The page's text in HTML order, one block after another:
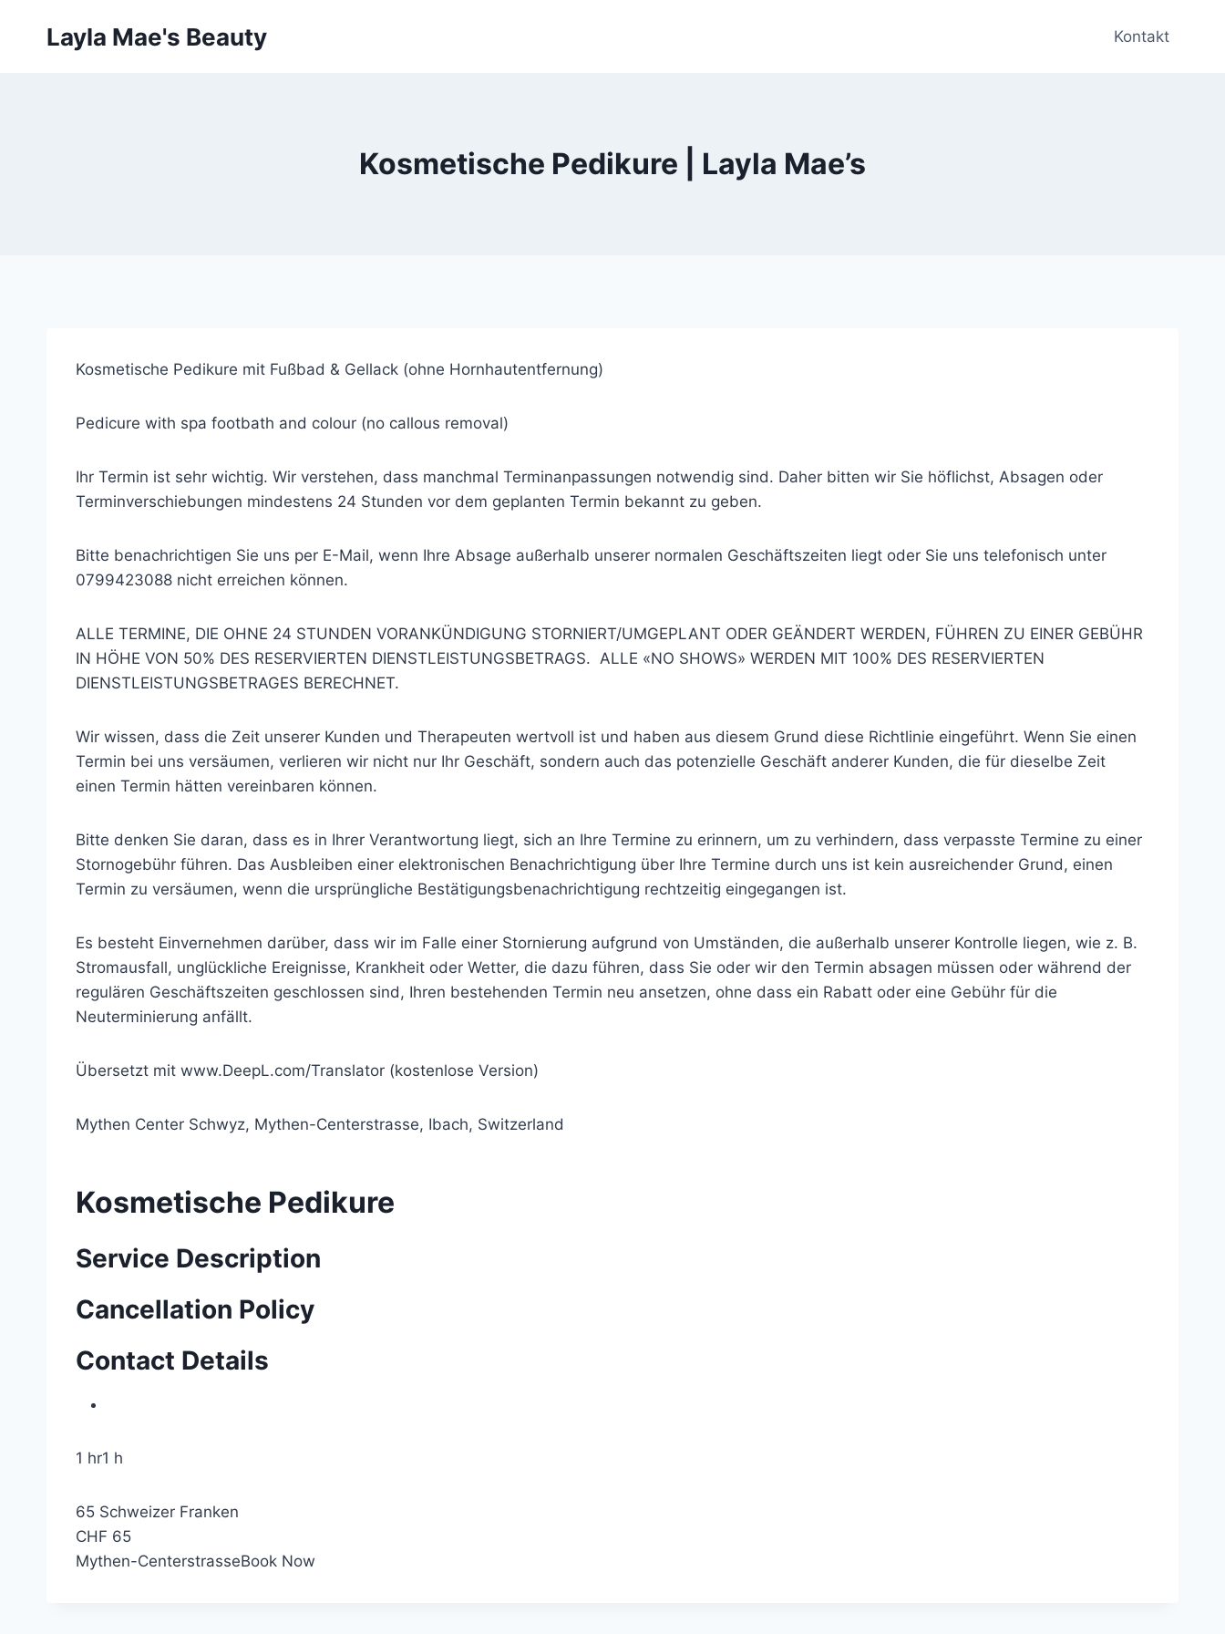
Layla Mae's Beauty Kontakt
Kosmetische Pedikure | Layla Mae’s
Kosmetische Pedikure mit Fußbad & Gellack (ohne Hornhautentfernung)
Pedicure with spa footbath and colour (no callous removal)
Ihr Termin ist sehr wichtig. Wir verstehen, dass manchmal Terminanpassungen notwendig sind. Daher bitten wir Sie höflichst, Absagen oder
Terminverschiebungen mindestens 24 Stunden vor dem geplanten Termin bekannt zu geben.
Bitte benachrichtigen Sie uns per E-Mail, wenn Ihre Absage außerhalb unserer normalen Geschäftszeiten liegt oder Sie uns telefonisch unter
0799423088 nicht erreichen können.
ALLE TERMINE, DIE OHNE 24 STUNDEN VORANKÜNDIGUNG STORNIERT/UMGEPLANT ODER GEÄNDERT WERDEN, FÜHREN ZU EINER GEBÜHR
IN HÖHE VON 50% DES RESERVIERTEN DIENSTLEISTUNGSBETRAGS. ALLE «NO SHOWS» WERDEN MIT 100% DES RESERVIERTEN
DIENSTLEISTUNGSBETRAGES BERECHNET.
Wir wissen, dass die Zeit unserer Kunden und Therapeuten wertvoll ist und haben aus diesem Grund diese Richtlinie eingeführt. Wenn Sie einen
Termin bei uns versäumen, verlieren wir nicht nur Ihr Geschäft, sondern auch das potenzielle Geschäft anderer Kunden, die für dieselbe Zeit
einen Termin hätten vereinbaren können.
Bitte denken Sie daran, dass es in Ihrer Verantwortung liegt, sich an Ihre Termine zu erinnern, um zu verhindern, dass verpasste Termine zu einer
Stornogebühr führen. Das Ausbleiben einer elektronischen Benachrichtigung über Ihre Termine durch uns ist kein ausreichender Grund, einen
Termin zu versäumen, wenn die ursprüngliche Bestätigungsbenachrichtigung rechtzeitig eingegangen ist.
Es besteht Einvernehmen darüber, dass wir im Falle einer Stornierung aufgrund von Umständen, die außerhalb unserer Kontrolle liegen, wie z. B.
Stromausfall, unglückliche Ereignisse, Krankheit oder Wetter, die dazu führen, dass Sie oder wir den Termin absagen müssen oder während der
regulären Geschäftszeiten geschlossen sind, Ihren bestehenden Termin neu ansetzen, ohne dass ein Rabatt oder eine Gebühr für die
Neuterminierung anfällt.
Übersetzt mit www.DeepL.com/Translator (kostenlose Version)
Mythen Center Schwyz, Mythen-Centerstrasse, Ibach, Switzerland
Kosmetische Pedikure
Service Description
Cancellation Policy
Contact Details
1 hr1 h
65 Schweizer Franken
CHF 65
Mythen-CenterstrasseBook Now